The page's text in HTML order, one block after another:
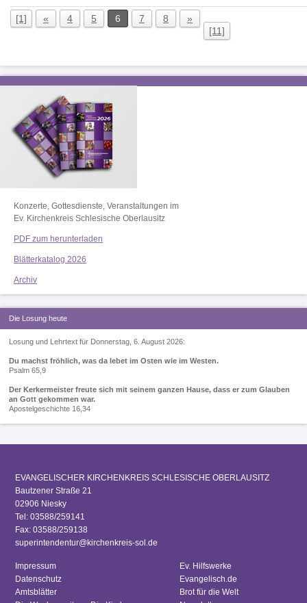
[1] « 4 5 6 7 8
»
[11]
Konzerte, Gottesdienste, Veranstaltungen im
Ev. Kirchenkreis Schlesische Oberlausitz
PDF zum herunterladen
Blätterkatalog 2026
Archiv
Die Losung heute
Losung und Lehrtext für Donnerstag, 6. August 2026:
Du machst fröhlich, was da lebet im Osten wie im Westen.
Psalm 65,9
Der Kerkermeister freute sich mit seinem ganzen Hause, dass er zum Glauben
an Gott gekommen war.
Apostelgeschichte 16,34
EVANGELISCHER KIRCHENKREIS SCHLESISCHE OBERLAUSITZ
Bautzener Straße 21
02906 Niesky
Tel: 03588/259141
Fax: 03588/259138
superintendentur@kirchenkreis-sol.de
Impressum
Datenschutz
Amtsblätter
Ev. Hilfswerke
Evangelisch.de
Brot für die Welt